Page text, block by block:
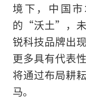
境下，中国
的“沃土”，未
锐科技品牌出
更多具有代表性
将通过布局耕
马。